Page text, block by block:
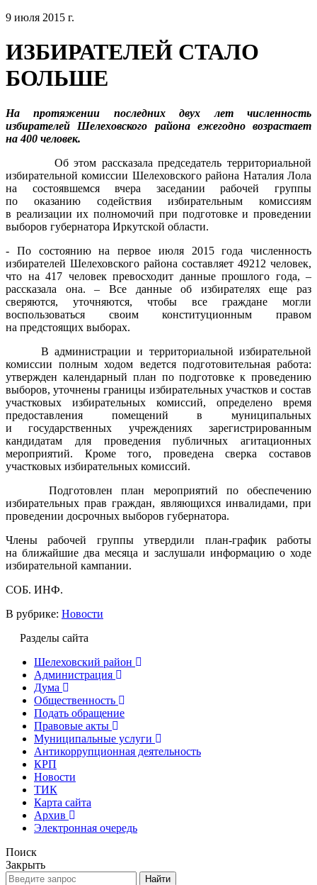
9 июля 2015 г.
ИЗБИРАТЕЛЕЙ СТАЛО
БОЛЬШЕ
На протяжении последних двух лет численность
избирателей Шелеховского района ежегодно возрастает
на 400 человек.
Об этом рассказала председатель территориальной
избирательной комиссии Шелеховского района Наталия Лола
на состоявшемся вчера заседании рабочей группы
по оказанию содействия избирательным комиссиям
в реализации их полномочий при подготовке и проведении
выборов губернатора Иркутской области.
- По состоянию на первое июля 2015 года численность
избирателей Шелеховского района составляет 49212 человек,
что на 417 человек превосходит данные прошлого года, –
рассказала она. – Все данные об избирателях еще раз
сверяются, уточняются, чтобы все граждане могли
воспользоваться своим конституционным правом
на предстоящих выборах.
В администрации и территориальной избирательной
комиссии полным ходом ведется подготовительная работа:
утвержден календарный план по подготовке к проведению
выборов, уточнены границы избирательных участков и состав
участковых избирательных комиссий, определено время
предоставления помещений в муниципальных
и государственных учреждениях зарегистрированным
кандидатам для проведения публичных агитационных
мероприятий. Кроме того, проведена сверка составов
участковых избирательных комиссий.
Подготовлен план мероприятий по обеспечению
избирательных прав граждан, являющихся инвалидами, при
проведении досрочных выборов губернатора.
Члены рабочей группы утвердили план-график работы
на ближайшие два месяца и заслушали информацию о ходе
избирательной кампании.
СОБ. ИНФ.
В рубрике: Новости
Разделы сайта
Шелеховский район
Администрация
Дума
Общественность
Подать обращение
Правовые акты
Муниципальные услуги
Антикоррупционная деятельность
КРП
Новости
ТИК
Карта сайта
Архив
Электронная очередь
Поиск
Закрыть
Найти